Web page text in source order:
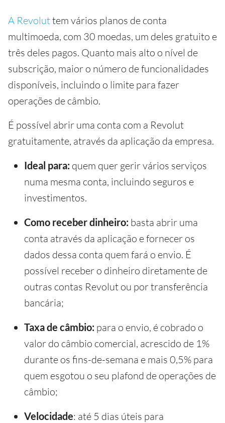
A Revoluttem vários planos de conta
multimoeda, com 30 moedas, um deles gratuito e
três deles pagos. Quanto mais alto o nível de
subscrição, maior o número de funcionalidades
disponíveis, incluindo o limite para fazer
operações de câmbio.
É possível abrir uma conta com a Revolut
gratuitamente, através da aplicação da empresa.
Ideal para: quem quer gerir vários serviços
numa mesma conta, incluindo seguros e
investimentos.
Como receber dinheiro: basta abrir uma
conta através da aplicação e fornecer os
dados dessa conta quem fará o envio. É
possível receber o dinheiro diretamente de
outras contas Revolut ou por transferência
bancária;
Taxa de câmbio: para o envio, é cobrado o
valor do câmbio comercial, acrescido de 1%
durante os fins-de-semana e mais 0,5% para
quem esgotou o seu plafond de operações de
câmbio;
Velocidade: até 5 dias úteis para